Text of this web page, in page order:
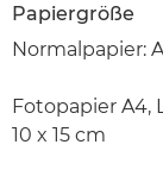
Papiergröße
Normalpapier:
Fotopapier A4,
10 x 15 cm